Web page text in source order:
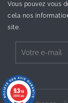
Vous pouvez vous
cela nos
site.
9.3/10
26995 avis